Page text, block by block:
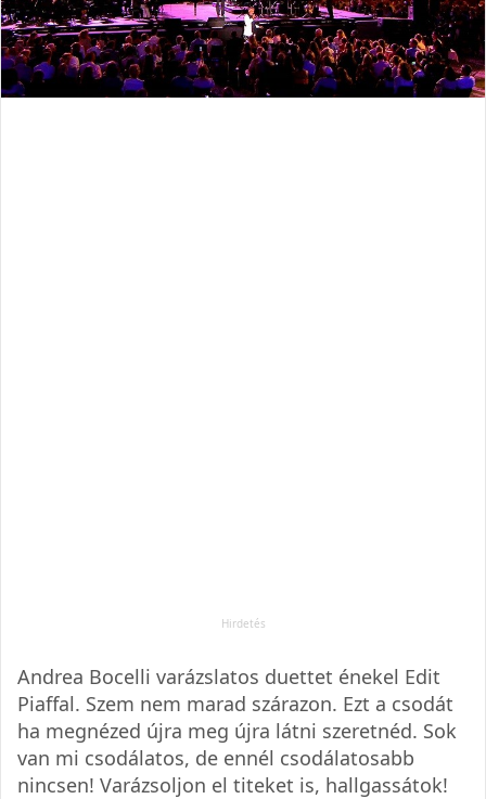
Andrea Bocelli varázslatos duettet énekel Edit
Piaffal. Szem nem marad szárazon. Ezt a csodát
ha megnézed újra meg újra látni szeretnéd. Sok
van mi csodálatos, de ennél csodálatosabb
nincsen! Varázsoljon el titeket is, hallgassátok!